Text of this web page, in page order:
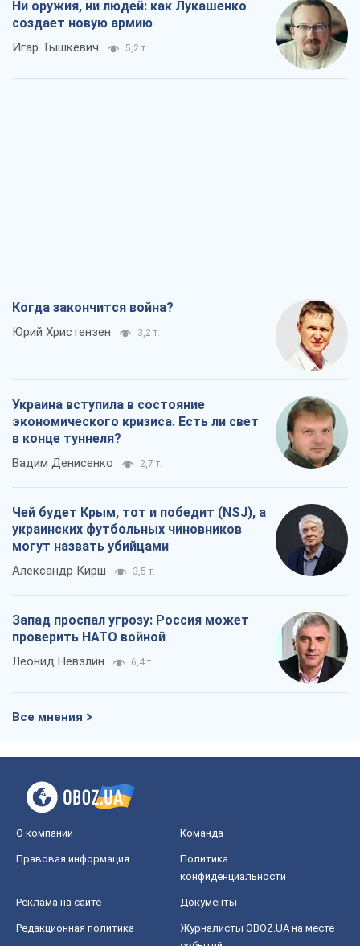
Ни оружия, ни людей: как Лукашенко
создает новую армию
Игар Тышкевич 5,2 т.
Когда закончится война?
Юрий Христензен 3,2 т.
Украина вступила в состояние
экономического кризиса. Есть ли свет
в конце туннеля?
Вадим Денисенко 2,7 т.
Чей будет Крым, тот и победит (NSJ), а
украинских футбольных чиновников
могут назвать убийцами
Александр Кирш 3,5 т.
Запад проспал угрозу: Россия может
проверить НАТО войной
Леонид Невзлин 6,4 т.
Все мнения
О компании Команда
Правовая информация
Политика
конфиденциальности
Реклама на сайте Документы
Редакционная политика
Журналисты OBOZ.UA на месте